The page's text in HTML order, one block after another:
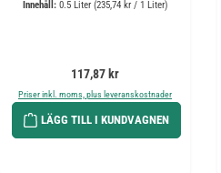
Innehåll: 0.5 Liter (235,74 kr / 1 Liter)
Ordinarie pris:
117,87 kr
Priser inkl. moms, plus leveranskostnader
LÄGG TILL I KUNDVAGNEN